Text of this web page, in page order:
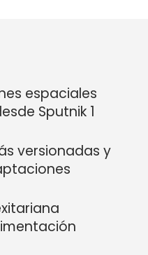
espaciales
Sputnik 1
versionadas y